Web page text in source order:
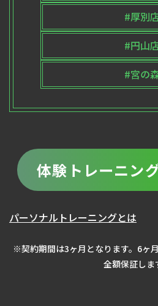
#厚別
#円山
#宮の
体験トレーニン
パーソナルトレーニングとは
※契約期間は3ヶ月となります。6ヶ
全額保証しま